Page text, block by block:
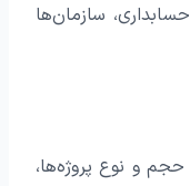
سازمان‌ها
و نوع پروژه‌ها،